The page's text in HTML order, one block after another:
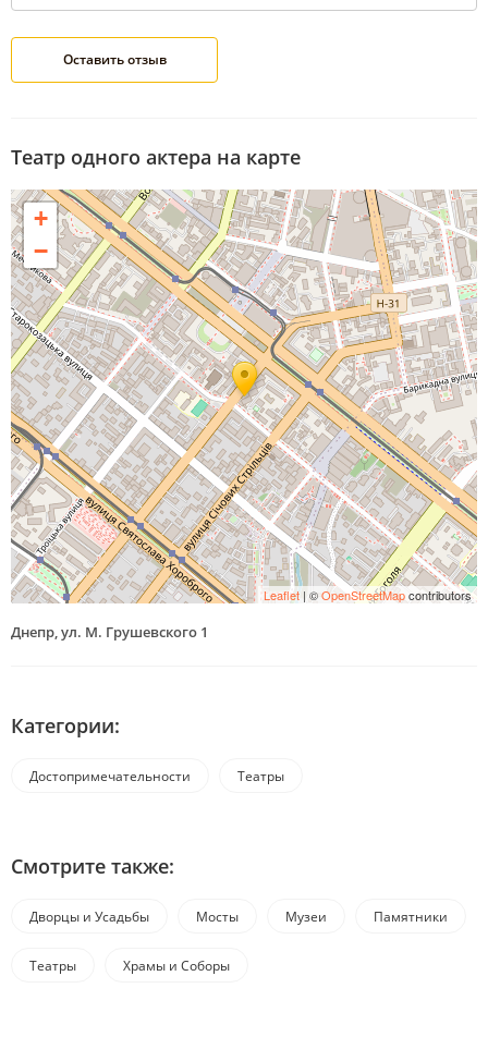
Театр одного актера на карте
+
−
Leaflet | ©OpenStreetMapcontributors
Днепр, ул. М. Грушевского 1
Категории:
Достопримечательности Театры
Смотрите также:
Дворцы и Усадьбы Мосты Музеи Памятники
Театры Храмы и Соборы